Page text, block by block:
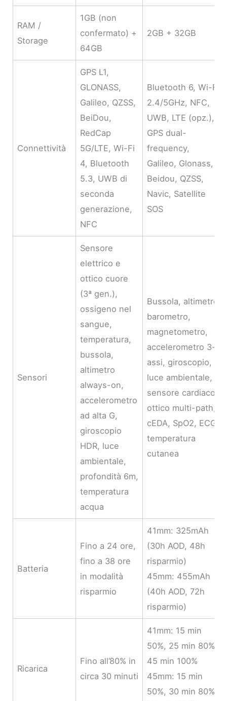
RAM /
Storage
1GB (non
confermato) +
64GB
2GB + 32GB
Connettività
GPS L1,
GLONASS,
Galileo, QZSS,
BeiDou,
RedCap
5G/LTE, Wi-Fi
4, Bluetooth
5.3, UWB di
seconda
generazione,
NFC
Bluetooth 6, Wi-Fi
2.4/5GHz, NFC,
UWB, LTE (opz.),
GPS dual-
frequency,
Galileo, Glonass,
Beidou, QZSS,
Navic, Satellite
SOS
Sensori
Sensore
elettrico e
ottico cuore
(3ª gen.),
ossigeno nel
sangue,
temperatura,
bussola,
altimetro
always-on,
accelerometro
ad alta G,
giroscopio
HDR, luce
ambientale,
profondità 6m,
temperatura
acqua
Bussola, altimetro,
barometro,
magnetometro,
accelerometro 3-
assi, giroscopio,
luce ambientale,
sensore cardiaco
ottico multi-path,
cEDA, SpO2, ECG,
temperatura
cutanea
Batteria
Fino a 24 ore,
fino a 38 ore
in modalità
risparmio
41mm: 325mAh
(30h AOD, 48h
risparmio)
45mm: 455mAh
(40h AOD, 72h
risparmio)
Ricarica
Fino all’80% in
circa 30 minuti
41mm: 15 min
50%, 25 min 80%,
45 min 100%
45mm: 15 min
50%, 30 min 80%,